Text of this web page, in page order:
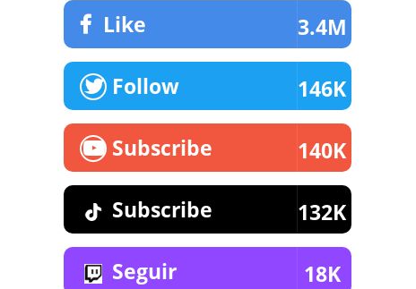
Like 3.4M
Follow 146K
Subscribe 140K
Subscribe 132K
Seguir 18K